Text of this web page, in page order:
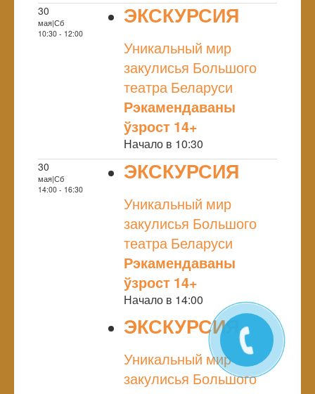
30
мая|Сб
10:30 - 12:00
ЭКСКУРСИЯ
Уникальный мир
закулисья Большого
театра Беларуси
Рэкамендаваны
ўзрост 14+
Начало в 10:30
30
мая|Сб
14:00 - 16:30
ЭКСКУРСИЯ
Уникальный мир
закулисья Большого
театра Беларуси
Рэкамендаваны
ўзрост 14+
Начало в 14:00
ЭКСКУРСИЯ
Уникальный мир
закулисья Большого